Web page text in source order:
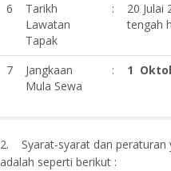
6
Tarikh
Lawatan
Tapak
:
20 Julai
tengah
7
Jangkaan
Mula Sewa
: 1
2. Syarat-syarat dan peraturan
adalah seperti berikut :